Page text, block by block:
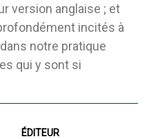
version anglaise ; et
incités à
notre pratique
qui y sont si
ÉDITEUR